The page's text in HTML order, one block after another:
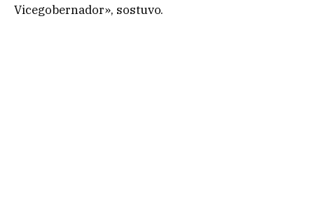
Vicegobernador», sostuvo.